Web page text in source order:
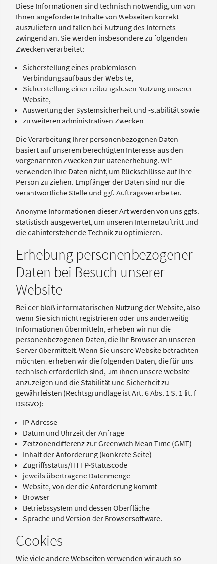
Diese Informationen sind technisch notwendig, um von
Ihnen angeforderte Inhalte von Webseiten korrekt
auszuliefern und fallen bei Nutzung des Internets
zwingend an. Sie werden insbesondere zu folgenden
Zwecken verarbeitet:
Sicherstellung eines problemlosen
Verbindungsaufbaus der Website,
Sicherstellung einer reibungslosen Nutzung unserer
Website,
Auswertung der Systemsicherheit und -stabilität sowie
zu weiteren administrativen Zwecken.
Die Verarbeitung Ihrer personenbezogenen Daten
basiert auf unserem berechtigten Interesse aus den
vorgenannten Zwecken zur Datenerhebung. Wir
verwenden Ihre Daten nicht, um Rückschlüsse auf Ihre
Person zu ziehen. Empfänger der Daten sind nur die
verantwortliche Stelle und ggf. Auftragsverarbeiter.
Anonyme Informationen dieser Art werden von uns ggfs.
statistisch ausgewertet, um unseren Internetauftritt und
die dahinterstehende Technik zu optimieren.
Erhebung personenbezogener
Daten bei Besuch unserer
Website
Bei der bloß informatorischen Nutzung der Website, also
wenn Sie sich nicht registrieren oder uns anderweitig
Informationen übermitteln, erheben wir nur die
personenbezogenen Daten, die Ihr Browser an unseren
Server übermittelt. Wenn Sie unsere Website betrachten
möchten, erheben wir die folgenden Daten, die für uns
technisch erforderlich sind, um Ihnen unsere Website
anzuzeigen und die Stabilität und Sicherheit zu
gewährleisten (Rechtsgrundlage ist Art. 6 Abs. 1 S. 1 lit. f
DSGVO):
IP-Adresse
Datum und Uhrzeit der Anfrage
Zeitzonendifferenz zur Greenwich Mean Time (GMT)
Inhalt der Anforderung (konkrete Seite)
Zugriffsstatus/HTTP-Statuscode
jeweils übertragene Datenmenge
Website, von der die Anforderung kommt
Browser
Betriebssystem und dessen Oberfläche
Sprache und Version der Browsersoftware.
Cookies
Wie viele andere Webseiten verwenden wir auch so